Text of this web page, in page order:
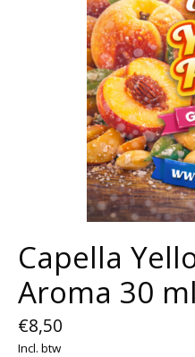
Capella
Aroma 30 ml
€8,50
Incl. btw